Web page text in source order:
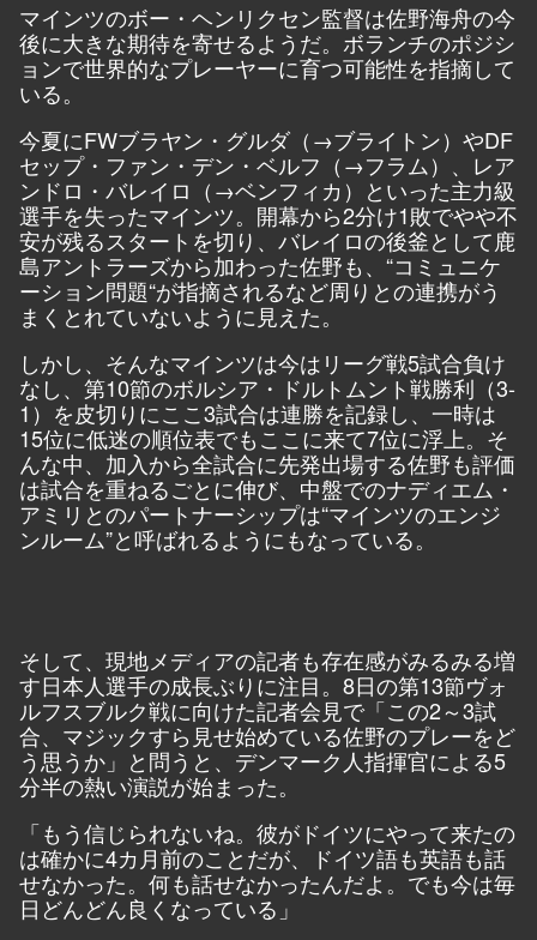
マインツのボー・ヘンリクセン監督は佐野海舟の今
後に大きな期待を寄せるようだ。ボランチのポジシ
ョンで世界的なプレーヤーに育つ可能性を指摘して
いる。
今夏にFWブラヤン・グルダ（→ブライトン）やDF
セップ・ファン・デン・ベルフ（→フラム）、レア
ンドロ・バレイロ（→ベンフィカ）といった主力級
選手を失ったマインツ。開幕から2分け1敗でやや不
安が残るスタートを切り、バレイロの後釜として鹿
島アントラーズから加わった佐野も、“コミュニケ
ーション問題“が指摘されるなど周りとの連携がう
まくとれていないように見えた。
しかし、そんなマインツは今はリーグ戦5試合負け
なし、第10節のボルシア・ドルトムント戦勝利（3-
1）を皮切りにここ3試合は連勝を記録し、一時は
15位に低迷の順位表でもここに来て7位に浮上。そ
んな中、加入から全試合に先発出場する佐野も評価
は試合を重ねるごとに伸び、中盤でのナディエム・
アミリとのパートナーシップは“マインツのエンジ
ンルーム”と呼ばれるようにもなっている。
そして、現地メディアの記者も存在感がみるみる増
す日本人選手の成長ぶりに注目。8日の第13節ヴォ
ルフスブルク戦に向けた記者会見で「この2～3試
合、マジックすら見せ始めている佐野のプレーをど
う思うか」と問うと、デンマーク人指揮官による5
分半の熱い演説が始まった。
「もう信じられないね。彼がドイツにやって来たの
は確かに4カ月前のことだが、ドイツ語も英語も話
せなかった。何も話せなかったんだよ。でも今は毎
日どんどん良くなっている」